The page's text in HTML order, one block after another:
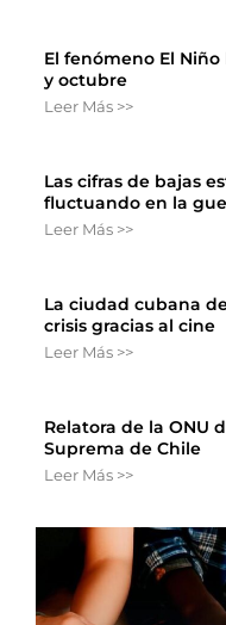
El fenómeno El
y octubre
Leer Más >>
Las cifras de bajas
fluctuando en la
Leer Más >>
La ciudad cubana
crisis gracias al cine
Leer Más >>
Relatora de la ONU
Suprema de Chile
Leer Más >>